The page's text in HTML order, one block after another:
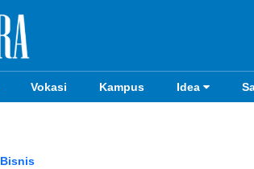
Vokasi Kampus Idea
Bisnis